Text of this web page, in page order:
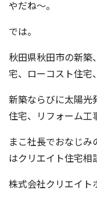
やだね～。
では。
秋田県秋田市の新築
宅、ローコスト住宅
新築ならびに太陽光
住宅、リフォーム工
まこ社長でおなじみ
はクリエイト住宅相
株式会社クリエイト